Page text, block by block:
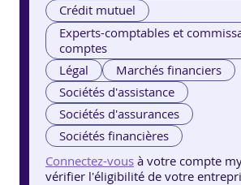
Crédit mutuel
Experts-comptables et
comptes
Légal
Marchés financiers
Sociétés d'assistance
Sociétés d'assurances
Sociétés financières
Connectez-vous à votre compte
vérifier l'éligibilité de votre